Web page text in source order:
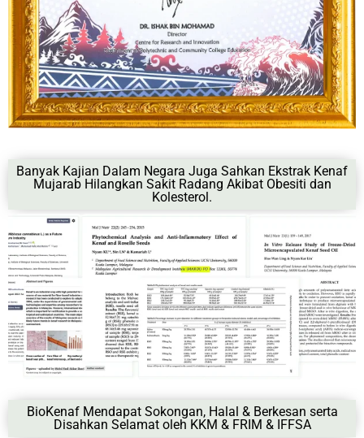
Banyak Kajian Dalam Negara Juga Sahkan Ekstrak Kenaf
Mujarab Hilangkan Sakit Radang Akibat Obesiti dan
Kolesterol.
BioKenaf Mendapat Sokongan, Halal & Berkesan serta
Disahkan Selamat oleh KKM & FRIM & IFFSA